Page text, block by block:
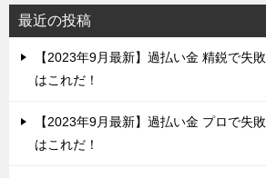
最近の投稿
【2023年9月最新】過払い金 精鋭で失
はこれだ！
【2023年9月最新】過払い金 プロで失
はこれだ！